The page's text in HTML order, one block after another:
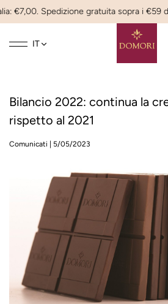
€7,00. Spedizione gratuita sopra i €59 di
Toggle
☰ IT
Bilancio 2022: continua la
rispetto al 2021
Comunicati 5/05/2023